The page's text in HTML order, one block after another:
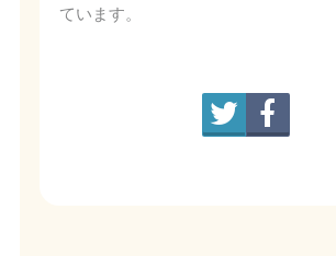
ています。